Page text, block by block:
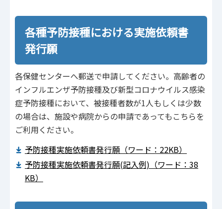
各種予防接種における実施依頼書
発行願
各保健センターへ郵送で申請してください。⾼齢者の
インフルエンザ予防接種及び新型コロナウイルス感染
症予防接種において、被接種者数が1人もしくは少数
の場合は、施設や病院からの申請であってもこちらを
ご利用ください。
予防接種実施依頼書発行願（ワード：22KB）
予防接種実施依頼書発行願(記入例)（ワード：38
KB）